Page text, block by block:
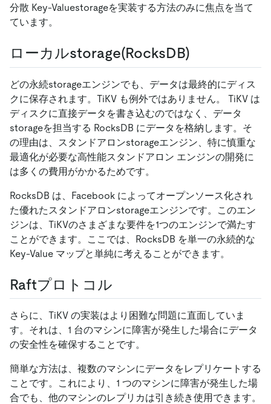
分散 Key-Valuestorageを実装する方法のみに焦点を当て
ています。
ローカルstorage(RocksDB)
どの永続storageエンジンでも、データは最終的にディス
クに保存されます。TiKV も例外ではありません。 TiKV は
ディスクに直接データを書き込むのではなく、データ
storageを担当する RocksDB にデータを格納します。そ
の理由は、スタンドアロンstorageエンジン、特に慎重な
最適化が必要な高性能スタンドアロン エンジンの開発に
は多くの費用がかかるためです。
RocksDB は、Facebook によってオープンソース化され
た優れたスタンドアロンstorageエンジンです。このエン
ジンは、TiKVのさまざまな要件を1つのエンジンで満たす
ことができます。ここでは、RocksDB を単一の永続的な
Key-Value マップと単純に考えることができます。
Raftプロトコル
さらに、TiKV の実装はより困難な問題に直面していま
す。それは、1 台のマシンに障害が発生した場合にデータ
の安全性を確保することです。
簡単な方法は、複数のマシンにデータをレプリケートする
ことです。これにより、1 つのマシンに障害が発生した場
合でも、他のマシンのレプリカは引き続き使用できます。